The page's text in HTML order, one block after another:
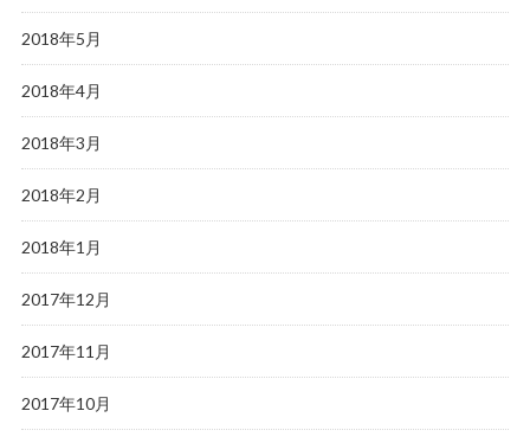
2018年5月
2018年4月
2018年3月
2018年2月
2018年1月
2017年12月
2017年11月
2017年10月